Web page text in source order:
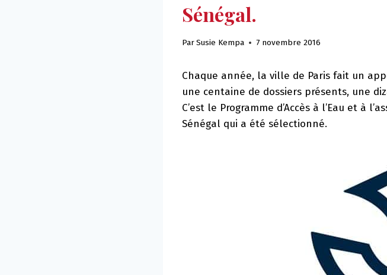
Sénégal.
ParSusie Kempa 7 novembre 2016
Chaque année, la ville de Paris fait un
une centaine de dossiers présents, une
C’est le Programme d’Accès à l’Eau et à
Sénégal qui a été sélectionné.